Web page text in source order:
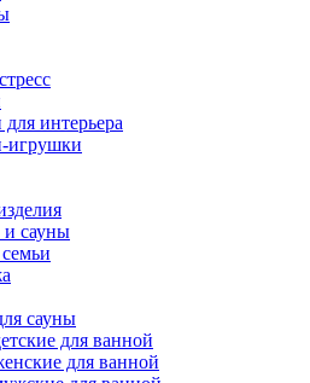
интерьера
игрушки
и сауны
сауны
для ванной
для ванной